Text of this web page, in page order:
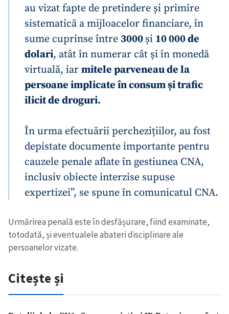
au vizat fapte de pretindere și primire
sistematică a mijloacelor financiare, în
sume cuprinse între 3000și 10 000 de
dolari, atât în numerar cât și în monedă
virtuală, iarmitele parveneau de la
persoane implicate în consum și trafic
ilicit de droguri.
În urma efectuării perchezițiilor, au fost
depistate documente importante pentru
cauzele penale aflate în gestiunea CNA,
inclusiv obiecte interzise supuse
expertizei”, se spune în comunicatul CNA.
Urmărirea penală este în desfășurare, fiind examinate,
totodată, și eventualele abateri disciplinare ale
persoanelor vizate.
Citește și